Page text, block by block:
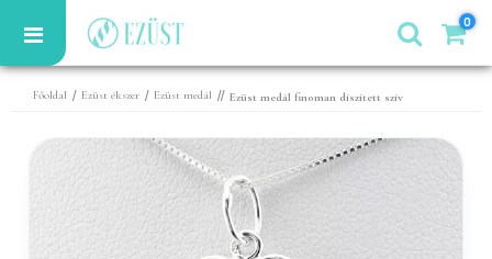
0
Főoldal / Ezüst ékszer / Ezüst medál // Ezüst medál finoman díszített szív